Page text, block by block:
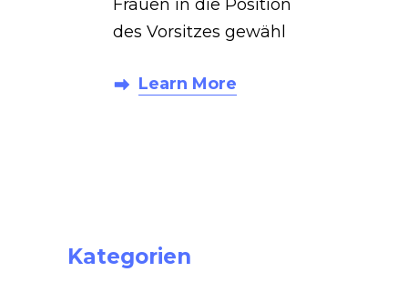
Frauen in die Position
des Vorsitzes gewähl
Learn More
Kategorien